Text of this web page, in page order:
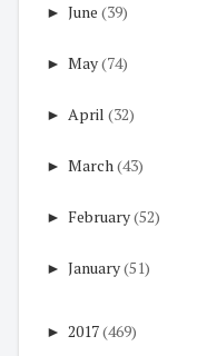
► June (39)
► May(74)
► April (32)
► March(43)
► February(52)
► January(51)
► 2017(469)